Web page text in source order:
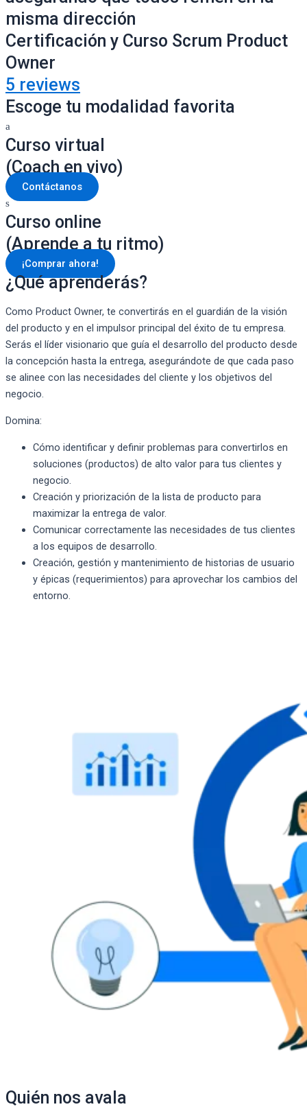
misma dirección
Certificación y Curso Scrum Product
Owner
5 reviews
Escoge tu modalidad favorita
Curso virtual
(Coach en vivo)
Contáctanos
Curso online
(Aprende a tu ritmo)
¡Comprar ahora!
¿Qué aprenderás?
Como Product Owner, te convertirás en el guardián de la visión
del producto y en el impulsor principal del éxito de tu empresa.
Serás el líder visionario que guía el desarrollo del producto desde
la concepción hasta la entrega, asegurándote de que cada paso
se alinee con las necesidades del cliente y los objetivos del
negocio.
Domina:
Cómo identificar y definir problemas para convertirlos en
soluciones (productos) de alto valor para tus clientes y
negocio.
Creación y priorización de la lista de producto para
maximizar la entrega de valor.
Comunicar correctamente las necesidades de tus clientes
a los equipos de desarrollo.
Creación, gestión y mantenimiento de historias de usuario
y épicas (requerimientos) para aprovechar los cambios del
entorno.
Quién nos avala